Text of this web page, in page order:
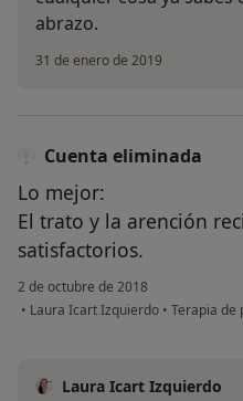
abrazo.
31 de enero de 2019
Cuenta eliminada
Lo mejor:
El trato y la arención
satisfactorios.
2 de octubre de 2018
• Laura Icart Izquierdo • Terapia de
Laura Icart Izquierdo
¿Alguna vez has
o chatbot de IA
sobre un tema
psicológico?